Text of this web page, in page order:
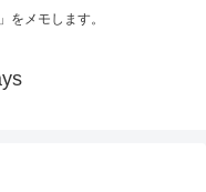
をメモします。